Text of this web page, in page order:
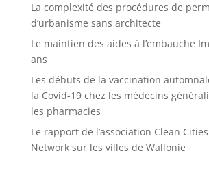
La complexité des procédures de
d’urbanisme sans architecte
Le maintien des aides à l’embauche
ans
Les débuts de la vaccination
la Covid-19 chez les médecins
les pharmacies
Le rapport de l’association Clean
Network sur les villes de Wallonie